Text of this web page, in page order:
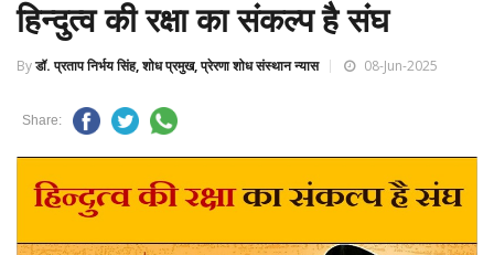
हिन्दुत्व की रक्षा का संकल्प है संघ
Byडॉ. प्रताप निर्भय सिंह, शोध प्रमुख, प्रेरणा शोध संस्थान न्यास 08-Jun-2025
Share: